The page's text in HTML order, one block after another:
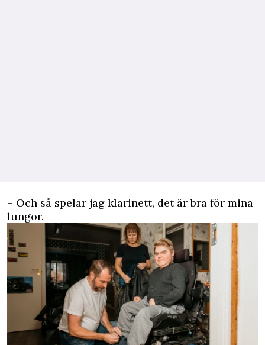
– Och så spelar jag klarinett, det är bra för mina
lungor.